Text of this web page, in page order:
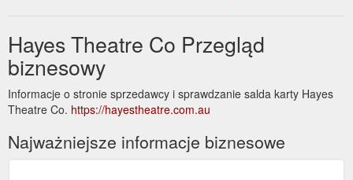
Hayes Theatre Co Przegląd
biznesowy
Informacje o stronie sprzedawcy i sprawdzanie salda karty Hayes
Theatre Co. https://hayestheatre.com.au
Najważniejsze informacje biznesowe